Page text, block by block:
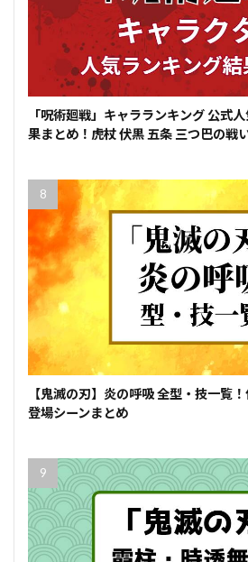
「呪術廻戦」キャラランキング 公式
果まとめ！虎杖 伏黒 五条 三つ巴の戦
【鬼滅の刃】炎の呼吸 全型・技一覧
登場シーンまとめ